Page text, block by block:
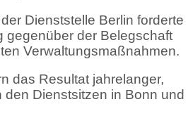
Dienststelle Berlin forderte
gegenüber der Belegschaft
Verwaltungsmaßnahmen.
das Resultat jahrelanger,
Dienstsitzen in Bonn und